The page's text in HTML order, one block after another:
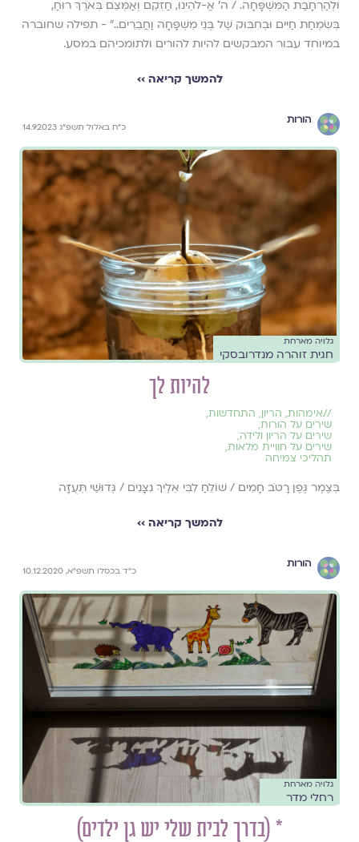
וּלְהַרְחָבַת הַמִּשְׁפָּחָה. / ה’ אֱ-לֹהֵינוּ, חַזְּקֵם וְאַמְּצֵם בְּאֹרֶךְ רוּחַ,
בְּשִׂמְחַת חַיִּים וּבְחִבּוּק שֶׁל בְּנֵי מִשְׁפָּחָה וַחֲבֵרִים.." - תפילה שחוברה
במיוחד עבור המבקשים להיות להורים ולתומכיהם במסע.
להמשך קריאה ››
הורות
כ״ח באלול תשפ״ג 14.9.2023
גלויה מארחת
חגית זוהרה מנדרובסקי
להיות לך
//אימהות, הריון, התחדשות,
שירים על הורות,
שירים על הריון ולידה,
שירים על חוויית מלאות,
תהליכי צמיחה
בְּצֶמֶר גֶּפֶן רָטֹב חָמִים / שׁוֹלֵחַ לִבִּי אֵלֶיךָ נִצָּנִים / גְּדוּשֵׁי תְּעֻזָּה
להמשך קריאה ››
הורות
כ"ד בכסלו תשפ"א, 10.12.2020
גלויה מארחת
רחלי מדר
* (בדרך לבית שלי יש גן ילדים)